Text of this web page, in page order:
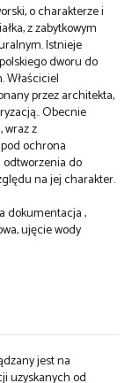
o charakterze i
z zabytkowym
Istnieje
dworu do
Właściciel
przez architekta,
Obecnie
wraz z
ochrona
odtworzenia do
na jej charakter.
dokumentacja ,
ujęcie wody
jest na
uzyskanych od